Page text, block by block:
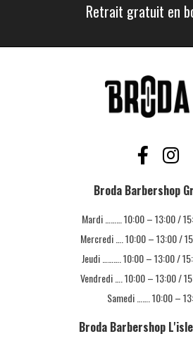
Retrait gratuit en
Broda Barbershop
Mardi ……… 10:00 – 13:00 /
Mercredi …. 10:00 – 13:00 /
Jeudi ………. 10:00 – 13:00 /
Vendredi …. 10:00 – 13:00 /
Samedi ……. 10:00 –
Broda Barbershop